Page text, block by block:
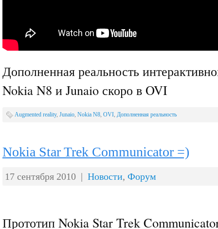
Дополненная реальность
Nokia N8 и Junaio скоро в OVI
Augmented reality, Junaio, Nokia N8, OVI, Дополненная реальность
Nokia Star Trek Communicator =)
17 сентября 2010 | Новости, Форум
Прототип Nokia Star Trek